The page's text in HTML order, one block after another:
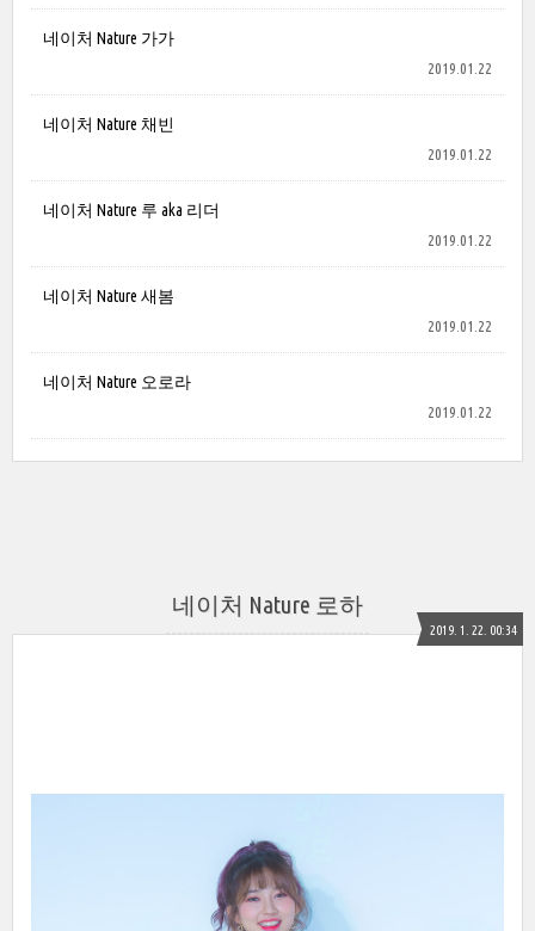
네이처 Nature 가가
2019.01.22
네이처 Nature 채빈
2019.01.22
네이처 Nature 루 aka 리더
2019.01.22
네이처 Nature 새봄
2019.01.22
네이처 Nature 오로라
2019.01.22
네이처 Nature 로하
2019. 1. 22. 00:34